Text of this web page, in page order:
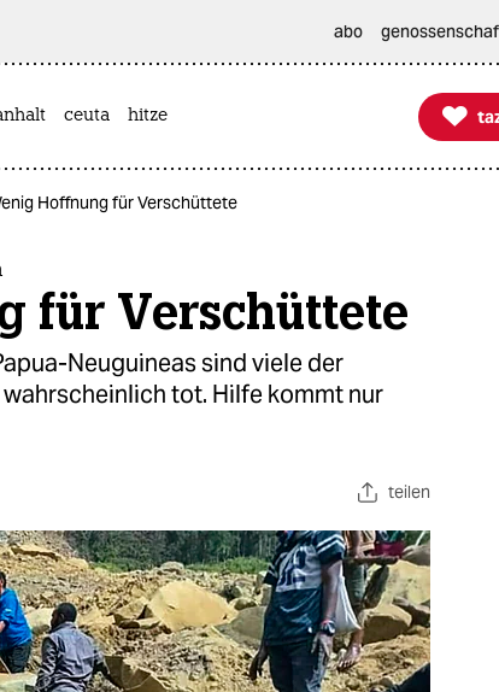
abo
ceuta hitze 
taz
Hoffnung für Verschüttete
für Verschüttete
Neuguineas sind viele der
tot. Hilfe kommt nur
teilen